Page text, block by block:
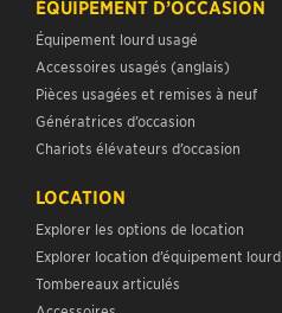
ÉQUIPEMENT D’OCCASION
Équipement lourd usagé
Accessoires usagés (anglais)
Pièces usagées et remises à neuf
Génératrices d’occasion
Chariots élévateurs d’occasion
LOCATION
Explorer les options de location
Explorer location d’équipement lourd
Tombereaux articulés